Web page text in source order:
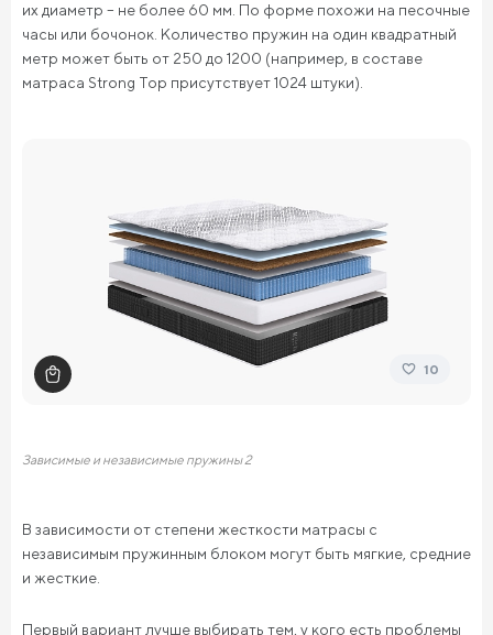
их диаметр – не более 60 мм. По форме похожи на песочные
часы или бочонок. Количество пружин на один квадратный
метр может быть от 250 до 1200 (например, в составе
матраса Strong Top присутствует 1024 штуки).
10
Зависимые и независимые пружины 2
В зависимости от степени жесткости матрасы с
независимым пружинным блоком могут быть мягкие, средние
и жесткие.
Первый вариант лучше выбирать тем, у кого есть проблемы